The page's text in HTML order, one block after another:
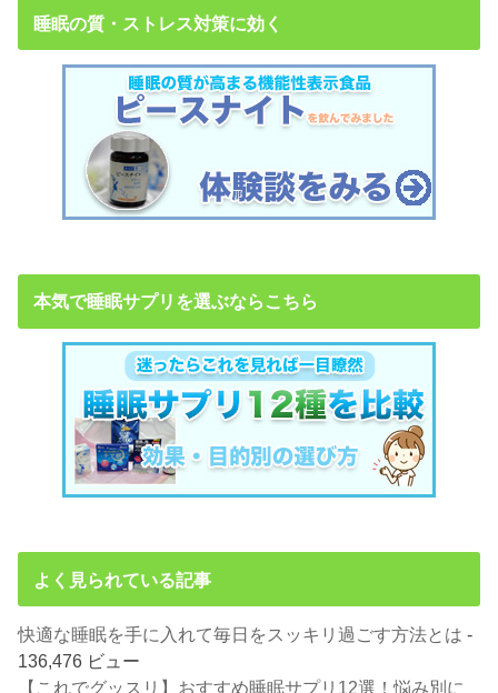
睡眠の質・ストレス対策に効く
本気で睡眠サプリを選ぶならこちら
よく見られている記事
快適な睡眠を手に入れて毎日をスッキリ過ごす方法とは -
136,476 ビュー
【これでグッスリ】おすすめ睡眠サプリ12選！悩み別に